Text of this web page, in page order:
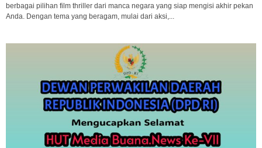
berbagai pilihan film thriller dari manca negara yang siap mengisi akhir pekan
Anda. Dengan tema yang beragam, mulai dari aksi,...